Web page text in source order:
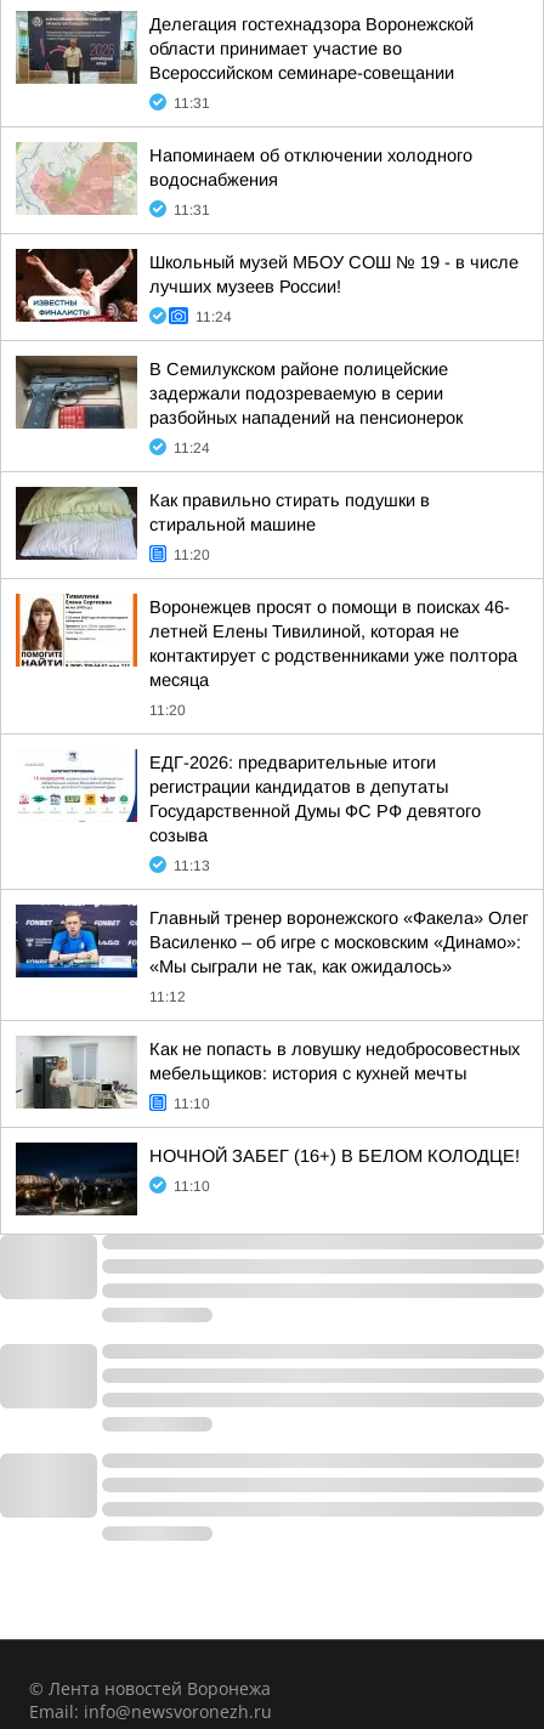
Делегация гостехнадзора Воронежской
области принимает участие во
Всероссийском семинаре-совещании
11:31
Напоминаем об отключении холодного
водоснабжения
11:31
Школьный музей МБОУ СОШ № 19 - в числе
лучших музеев России!
11:24
В Семилукском районе полицейские
задержали подозреваемую в серии
разбойных нападений на пенсионерок
11:24
Как правильно стирать подушки в
стиральной машине
11:20
Воронежцев просят о помощи в поисках 46-
летней Елены Тивилиной, которая не
контактирует с родственниками уже полтора
месяца
11:20
ЕДГ-2026: предварительные итоги
регистрации кандидатов в депутаты
Государственной Думы ФС РФ девятого
созыва
11:13
Главный тренер воронежского «Факела» Олег
Василенко – об игре с московским «Динамо»:
«Мы сыграли не так, как ожидалось»
11:12
Как не попасть в ловушку недобросовестных
мебельщиков: история с кухней мечты
11:10
НОЧНОЙ ЗАБЕГ (16+) В БЕЛОМ КОЛОДЦЕ!
11:10
© Лента новостей Воронежа
Email: info@newsvoronezh.ru